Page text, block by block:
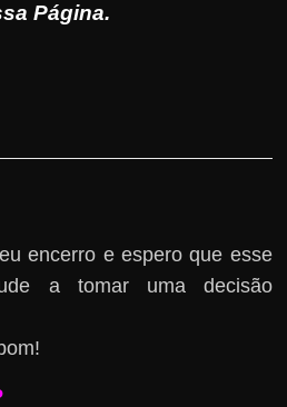
Página.
encerro e espero que esse
a tomar uma decisão